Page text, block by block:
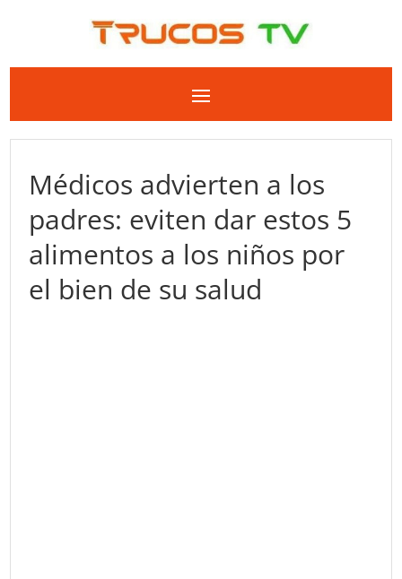
Médicos advierten a los
padres: eviten dar estos 5
alimentos a los niños por
el bien de su salud